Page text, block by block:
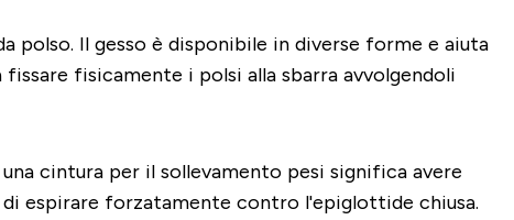
polso. Il gesso è disponibile in diverse forme e aiuta
fisicamente i polsi alla sbarra avvolgendoli
cintura per il sollevamento pesi significa avere
espirare forzatamente contro l'epiglottide chiusa.